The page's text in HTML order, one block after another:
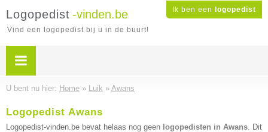
Ik ben een logopedist
Logopedist -vinden.be
Vind een logopedist bij u in de buurt!
U bent nu hier: Home » Luik » Awans
Logopedist Awans
Logopedist-vinden.be bevat helaas nog geen logopedisten in Awans. Dit